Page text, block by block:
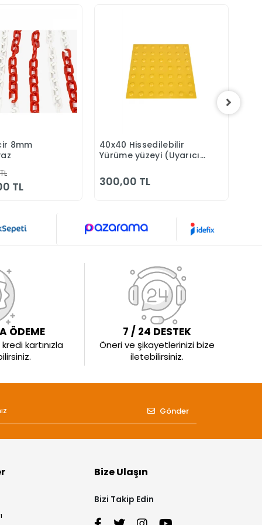
Ekle
8mm
TL
Sepete Ekle
40x40 Hissedilebilir
Yürüme yüzeyi (Uyarıcı
300,00 TL
ÖDEME
kartınızla
7 / 24 DESTEK
Öneri ve şikayetlerinizi bize
iletebilirsiniz.
Gönder
Bize Ulaşın
Bizi Takip Edin